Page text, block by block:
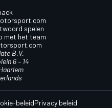
spelen
met het team
B.V.
6 – 14
beleidPrivacy beleid